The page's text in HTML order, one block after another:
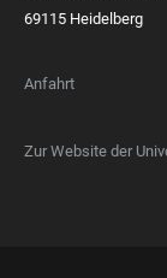
69115 Heidelberg
Anfahrt
Zur Website der